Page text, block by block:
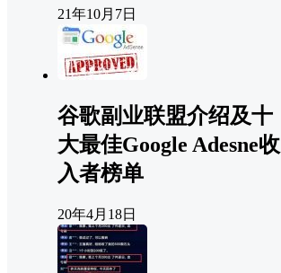
21年10月7日
谷歌副业联盟介绍及十
大最佳Google Adesne收
入者榜单
20年4月18日